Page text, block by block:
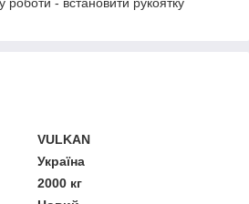
VULKAN
Україна
2000 кг